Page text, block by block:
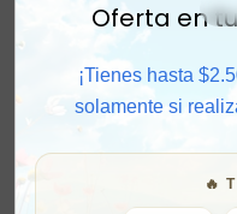
Oferta en
¡Tienes hasta
solamente si
🔥